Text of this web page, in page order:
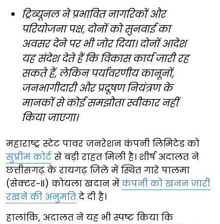
ट्रिब्यूनल ने प्रभावित नागरिकों और
परियोजना पक्ष, दोनों को सुनवाई का
अवसर देने पर भी जोर दिया। दोनों आदेश
यह संदेश देते हैं कि विकास कार्य जारी रह
सकते हैं, लेकिन पर्यावरणीय कानूनों,
जनभागीदारी और प्रदूषण नियंत्रण के
मानकों से कोई समझौता स्वीकार नहीं
किया जाएगा।
महाराष्ट्र स्टेट पावर जनरेशन कंपनी लिमिटेड को
सुप्रीम कोर्ट से बड़ी राहत मिली है। शीर्ष अदालत ने
छत्तीसगढ़ के रायगढ़ जिले में स्थित गारे पालमा
(सेक्टर-II) कोयला खदान में कंपनी को खनन जारी
रखने की अनुमति दे दी है।
हालांकि, अदालत ने यह भी स्पष्ट किया कि